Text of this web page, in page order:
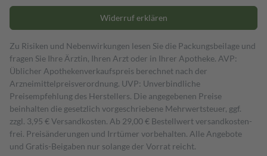
Widerruf erklären
Zu Risiken und Nebenwirkungen lesen Sie die Packungsbeilage und
fragen Sie Ihre Ärztin, Ihren Arzt oder in Ihrer Apotheke. AVP:
Üblicher Apothekenverkaufspreis berechnet nach der
Arzneimittelpreisverordnung. UVP: Unverbindliche
Preisempfehlung des Herstellers. Die angegebenen Preise
beinhalten die gesetzlich vorgeschriebene Mehrwertsteuer, ggf.
zzgl. 3,95 € Versandkosten. Ab 29,00 € Bestell­wert versand­kosten­
frei. Preisänderungen und Irrtümer vorbehalten. Alle Angebote
und Gratis-Beigaben nur solange der Vorrat reicht.